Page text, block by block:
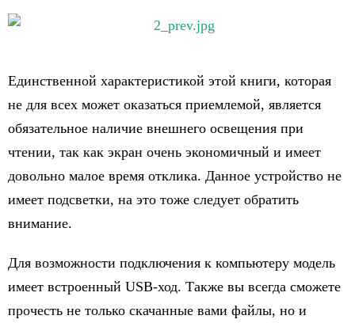
Единственной характеристикой этой книги, которая
не для всех может оказаться приемлемой, является
обязательное наличие внешнего освещения при
чтении, так как экран очень экономичный и имеет
довольно малое время отклика. Данное устройство не
имеет подсветки, на это тоже следует обратить
внимание.
Для возможности подключения к компьютеру модель
имеет встроенный USB-ход. Также вы всегда сможете
прочесть не только скачанные вами файлы, но и